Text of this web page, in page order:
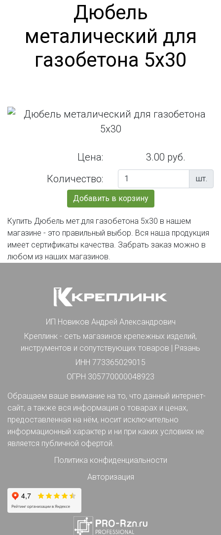
Дюбель
металический для
газобетона 5х30
Цена:
3.00 руб.
Количество:
шт.
Добавить в корзину
Купить Дюбель мет.для газобетона 5х30 в нашем
магазине - это правильный выбор. Вся наша продукция
имеет сертификаты качества. Забрать заказ можно в
любом из наших магазинов.
ИП Новиков Андрей Александрович
Креплинк - сеть магазинов крепежных изделий,
инструментов и сопутствующих товаров | Рязань
ИНН 773365029015
ОГРН 305770000048923
Обращаем ваше внимание на то, что данный интернет-
сайт, а также вся информация о товарах и ценах,
предоставленная на нём, носит исключительно
информационный характер и ни при каких условиях не
является публичной офертой.
Политика конфиденциальности
Авторизация